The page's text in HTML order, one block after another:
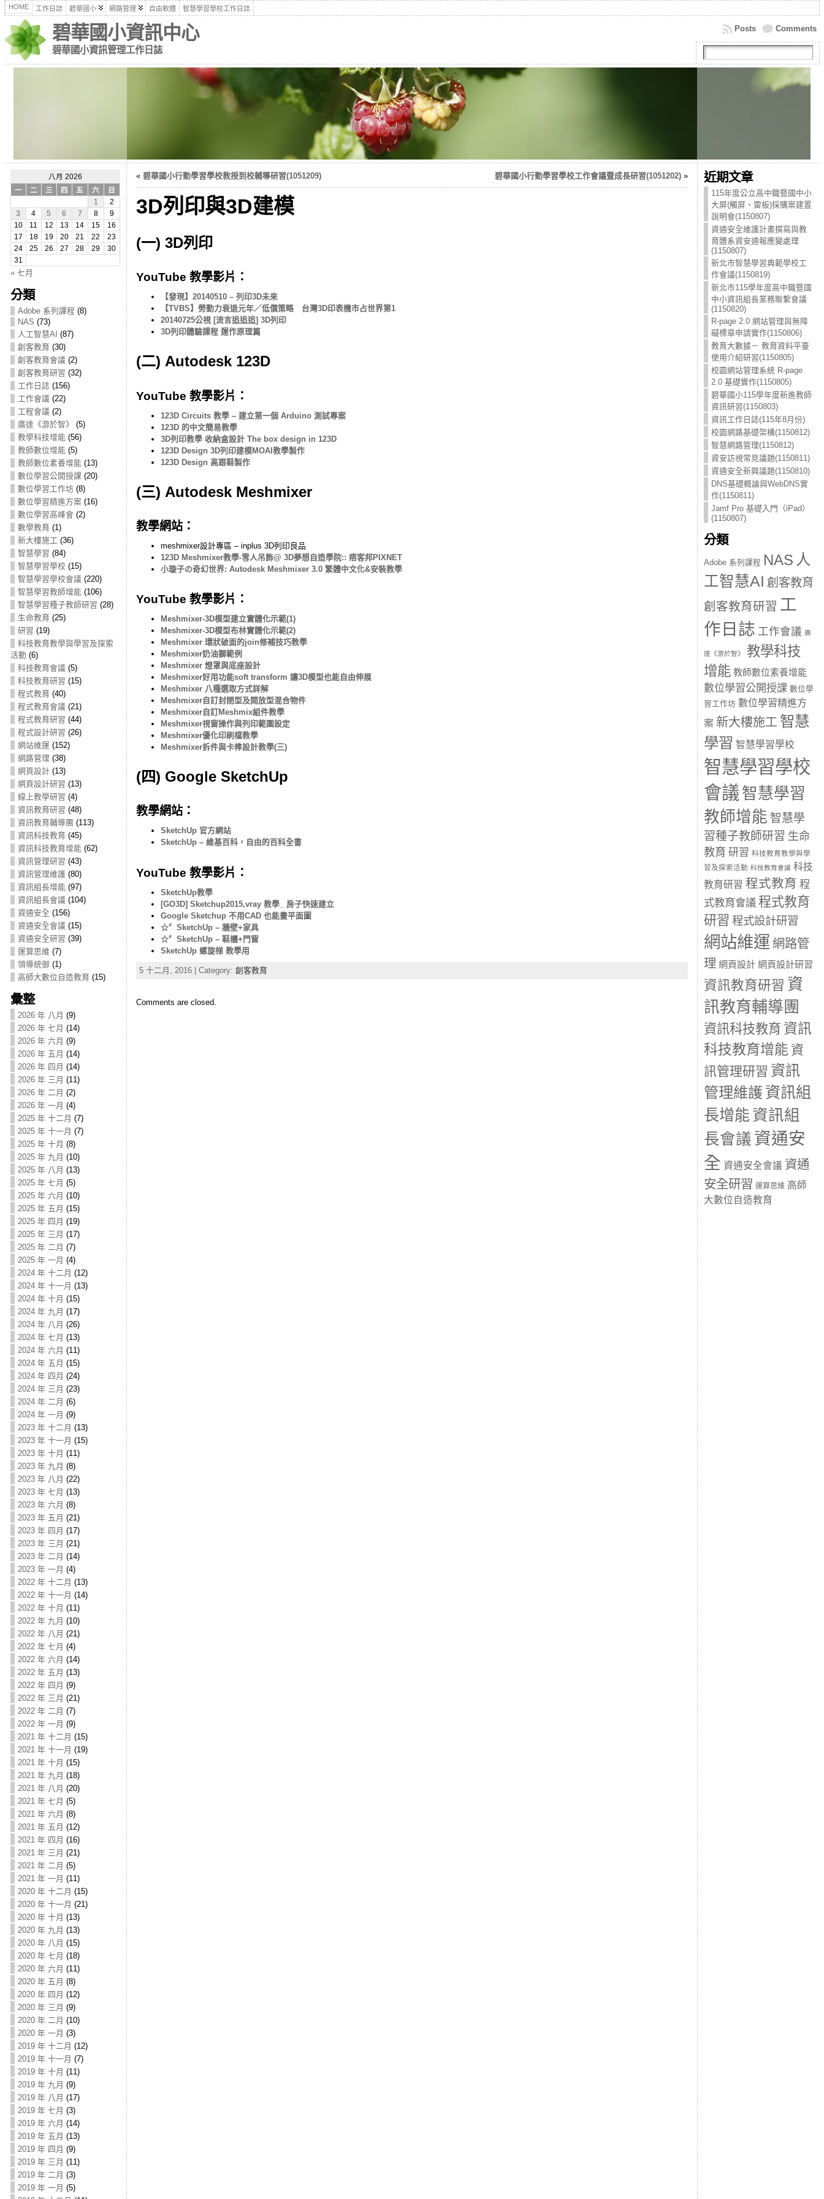
HOME 工作日誌 碧華國小 網路管理 自由軟體 智慧學習學校工作日誌
碧華國小資訊中心
碧華國小資訊管理工作日誌
Comments
Posts
八月 2026
一
二 三 四 五 六
日
1
2
3
4 5 6 7 8
9
10
11 12 13 14 15
16
17
18 19 20 21 22
23
24
25 26 27 28 29
30
31
« 七月
分類
Adobe 系列課程 (8)
NAS (73)
人工智慧AI (87)
創客教育 (30)
創客教育會議 (2)
創客教育研習 (32)
工作日誌 (156)
工作會議 (22)
工程會議 (2)
廣達《游於智》
(5)
教學科技增能(56)
教師數位增能(5)
教師數位素養增能(13)
數位學習公開授課 (20)
數位學習工作坊(8)
數位學習精進方案 (16)
數位學習高峰會 (2)
數學教育 (1)
新大樓施工 (36)
智慧學習 (84)
智慧學習學校 (15)
智慧學習學校會議 (220)
智慧學習教師增能(106)
智慧學習種子教師研習 (28)
生命教育 (25)
研習 (19)
科技教育教學與學習及探索
活動 (6)
科技教育會議 (5)
科技教育研習 (15)
程式教育 (40)
程式教育會議 (21)
程式教育研習 (44)
程式設計研習 (26)
網站維運 (152)
網路管理 (38)
網頁設計(13)
網頁設計研習 (13)
線上教學研習 (4)
資訊教育研習 (48)
資訊教育輔導團 (113)
資訊科技教育 (45)
資訊科技教育增能(62)
資訊管理研習 (43)
資訊管理維護(80)
資訊組長增能(97)
資訊組長會議 (104)
資通安全 (156)
資通安全會議 (15)
資通安全研習 (39)
運算思維 (7)
領導統御 (1)
高師大數位自造教育 (15)
彙整
2026 年 八月 (9)
2026 年 七月 (14)
2026 年 六月 (9)
2026 年 五月 (14)
2026 年 四月 (14)
2026 年 三月 (11)
2026 年 二月 (2)
2026 年 一月 (4)
2025 年 十二月 (7)
2025 年 十一月 (7)
2025 年 十月 (8)
2025 年 九月 (10)
2025 年 八月 (13)
2025 年 七月 (5)
2025 年 六月 (10)
2025 年 五月 (15)
2025 年 四月 (19)
2025 年 三月 (17)
2025 年 二月 (7)
2025 年 一月 (4)
2024 年 十二月 (12)
2024 年 十一月 (13)
2024 年 十月 (15)
2024 年 九月 (17)
2024 年 八月 (26)
2024 年 七月 (13)
2024 年 六月 (11)
2024 年 五月 (15)
2024 年 四月 (24)
2024 年 三月 (23)
2024 年 二月 (6)
2024 年 一月 (9)
2023 年 十二月 (13)
2023 年 十一月 (15)
2023 年 十月 (11)
2023 年 九月 (8)
2023 年 八月 (22)
2023 年 七月 (13)
2023 年 六月 (8)
2023 年 五月 (21)
2023 年 四月 (17)
2023 年 三月 (21)
2023 年 二月 (14)
2023 年 一月 (4)
2022 年 十二月 (13)
2022 年 十一月 (14)
2022 年 十月 (11)
2022 年 九月 (10)
2022 年 八月 (21)
2022 年 七月 (4)
2022 年 六月 (14)
2022 年 五月 (13)
2022 年 四月 (9)
2022 年 三月 (21)
2022 年 二月 (7)
2022 年 一月 (9)
2021 年 十二月 (15)
2021 年 十一月 (19)
2021 年 十月 (15)
2021 年 九月 (18)
2021 年 八月 (20)
2021 年 七月 (5)
2021 年 六月 (8)
2021 年 五月 (12)
2021 年 四月 (16)
2021 年 三月 (21)
2021 年 二月 (5)
2021 年 一月 (11)
2020 年 十二月 (15)
2020 年 十一月 (21)
2020 年 十月 (13)
2020 年 九月 (13)
2020 年 八月 (15)
2020 年 七月 (18)
2020 年 六月 (11)
2020 年 五月 (8)
2020 年 四月 (12)
2020 年 三月 (9)
2020 年 二月 (10)
2020 年 一月 (3)
2019 年 十二月 (12)
2019 年 十一月 (7)
2019 年 十月 (11)
2019 年 九月 (9)
2019 年 八月 (17)
2019 年 七月 (3)
2019 年 六月 (14)
2019 年 五月 (13)
2019 年 四月 (9)
2019 年 三月 (11)
2019 年 二月 (3)
2019 年 一月 (5)
« 碧華國小行動學習學校教授到校輔導研習(1051209) 碧華國小行動學習學校工作會議暨成長研習(1051202)»
3D列印與3D建模
(一) 3D列印
YouTube 教學影片：
【發現】20140510 – 列印3D未來
【TVBS】勞動力衰退元年／低價策略 台灣3D印表機市占世界第1
20140725公視 [流言追追追] 3D列印
3D列印體驗課程 運作原理篇
(二) Autodesk 123D
YouTube 教學影片：
123D Circuits 教學 – 建立第一個 Arduino 測試專案
123D 的中文簡易教學
3D列印教學 收納盒設計 The box design in 123D
123D Design 3D列印建模MOAI教學製作
123D Design 高跟鞋製作
(三) Autodesk Meshmixer
教學網站：
meshmixer設計專區 – inplus 3D列印良品
123D Meshmixer教學-雪人吊飾@ 3D夢想自造學院:: 痞客邦PIXNET
小璇子の奇幻世界: Autodesk Meshmixer 3.0 繁體中文化&安裝教學
YouTube 教學影片：
Meshmixer-3D模型建立實體化示範(1)
Meshmixer-3D模型布林實體化示範(2)
Meshmixer 環狀破面的join修補技巧教學
Meshmixer奶油獅範例
Meshmixer 燈罩與底座設計
Meshmixer好用功能soft transform 讓3D模型也能自由伸展
Meshmixer 八種選取方式詳解
Meshmixer自訂封閉型及開放型混合物件
Meshmixer自訂Meshmix組件教學
Meshmixer視窗操作與列印範圍設定
Meshmixer優化印刷檔教學
Meshmixer拆件與卡榫設計教學(三)
(四) Google SketchUp
教學網站：
SketchUp 官方網站
SketchUp – 維基百科，自由的百科全書
YouTube 教學影片：
SketchUp教學
[GO3D] Sketchup2015,vray 教學_ 房子快速建立
Google Sketchup 不用CAD 也能畫平面圖
☆〞SketchUp – 牆壁+家具
☆〞SketchUp – 鞋櫃+門窗
SketchUp 螺旋梯 教學用
5 十二月, 2016 | Category: 創客教育
Comments are closed.
近期文章
115年度公立高中職暨國中小
大屏(觸屏、雷板)採購案建置
說明會(1150807)
資通安全維護計畫撰寫與教
育體系資安通報應變處理
(1150807)
新北市智慧學習典範學校工
作會議(1150819)
新北市115學年度高中職暨國
中小資訊組長業務聯繫會議
(1150820)
R-page 2.0 網站管理與無障
礙標章申請實作(1150806)
教育大數據－ 教育資料平臺
使用介紹研習(1150805)
校園網站管理系統 R-page
2.0 基礎實作(1150805)
碧華國小115學年度新進教師
資訊研習(1150803)
資訊工作日誌(115年8月份)
校園網路基礎架構(1150812)
智慧網路管理(1150812)
資安訪視常見議題(1150811)
資通安全新興議題(1150810)
DNS基礎概論與WebDNS實
作(1150811)
Jamf Pro 基礎入門（iPad）
(1150807)
分類
Adobe 系列課程 NAS 人
工智慧AI 創客教育
創客教育研習 工
作日誌 工作會議 廣
達《游於智》
教學科技
增能 教師數位素養增能
數位學習公開授課 數位學
習工作坊 數位學習精進方
案 新大樓施工 智慧
學習 智慧學習學校
智慧學習學校
會議 智慧學習
教師增能 智慧學
習種子教師研習 生命
教育 研習 科技教育教學與學
習及探索活動 科技教育會議 科技
教育研習 程式教育 程
式教育會議 程式教育
研習 程式設計研習
網站維運 網路管
理 網頁設計 網頁設計研習
資訊教育研習 資
訊教育輔導團
資訊科技教育 資訊
科技教育增能 資
訊管理研習 資訊
管理維護 資訊組
長增能資訊組
長會議 資通安
全 資通安全會議 資通
安全研習 運算思維 高師
大數位自造教育